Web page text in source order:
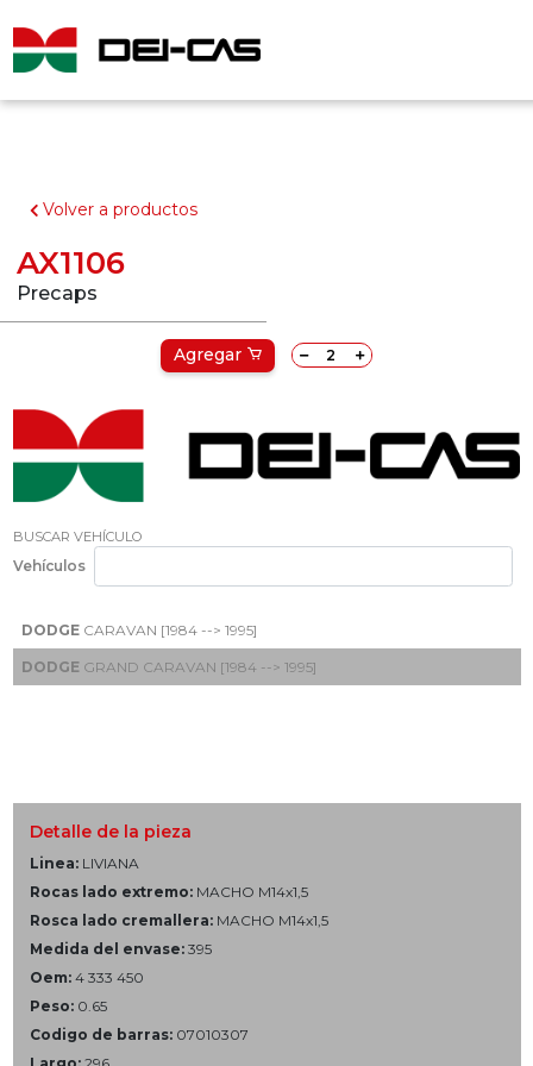
Volver a productos
AX1106
Precaps
Agregar
BUSCAR VEHÍCULO
Vehículos
DODGECARAVAN [1984 --> 1995]
DODGEGRAND CARAVAN [1984 --> 1995]
Detalle de la pieza
Linea: LIVIANA
Rocas lado extremo: MACHO M14x1,5
Rosca lado cremallera: MACHO M14x1,5
Medida del envase: 395
Oem: 4 333 450
Peso: 0.65
Codigo de barras: 07010307